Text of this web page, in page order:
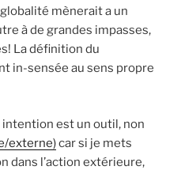
mènerait a un
à de grandes impasses,
La définition du
in-sensée au sens propre
intention est un outil, non
externe)car si je mets
dans l’action extérieure,